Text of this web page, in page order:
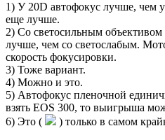
1) У 20D автофокус лучше, чем
еще лучше.
2) Со светосильным
лучше, чем со светослабым.
скорость фокусировки.
3) Тоже вариант.
4) Можно и это.
5) Автофокус пленочной
взять EOS 300, то выигрыша
6) Это (
) только в самом